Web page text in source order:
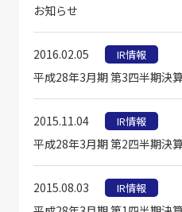
お知らせ
2016.02.05 IR情報
平成28年3月期 第3四半期決
2015.11.04 IR情報
平成28年3月期 第2四半期決
2015.08.03 IR情報